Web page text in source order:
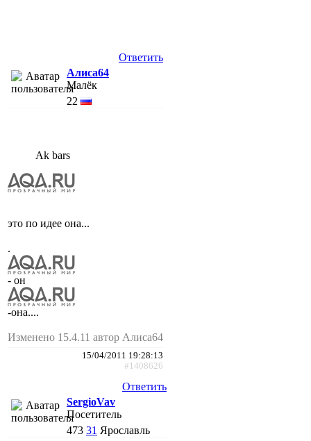
Ответить
Алиса64
Малёк
22
Ak bars
это по идее она...
.
- он
-она....
Изменено 15.4.11 автор Алиса64
15/04/2011 19:28:13
#1408626
Ответить
SergioVav
Посетитель
473 31 Ярославль